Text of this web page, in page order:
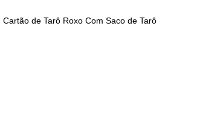
de Tarô Roxo Com Saco de Tarô